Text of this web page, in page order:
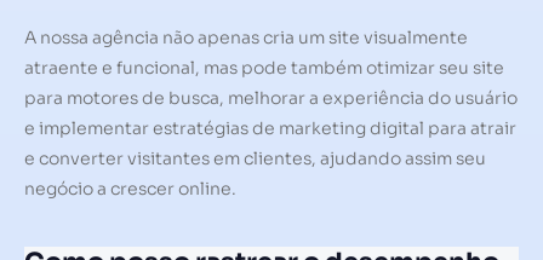
A nossa agência não apenas cria um site visualmente
atraente e funcional, mas pode também otimizar seu site
para motores de busca, melhorar a experiência do usuário
e implementar estratégias de marketing digital para atrair
e converter visitantes em clientes, ajudando assim seu
negócio a crescer online.